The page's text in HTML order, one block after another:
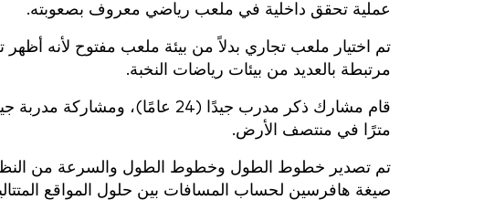
عملية تحقق داخلية في ملعب رياضي معروف بصعوبته.
مرتبطة بالعديد من بيئات رياضات النخبة.
مترًا في منتصف الأرض.
تم تصدير خطوط الطول وخطوط الطول والسرعة من